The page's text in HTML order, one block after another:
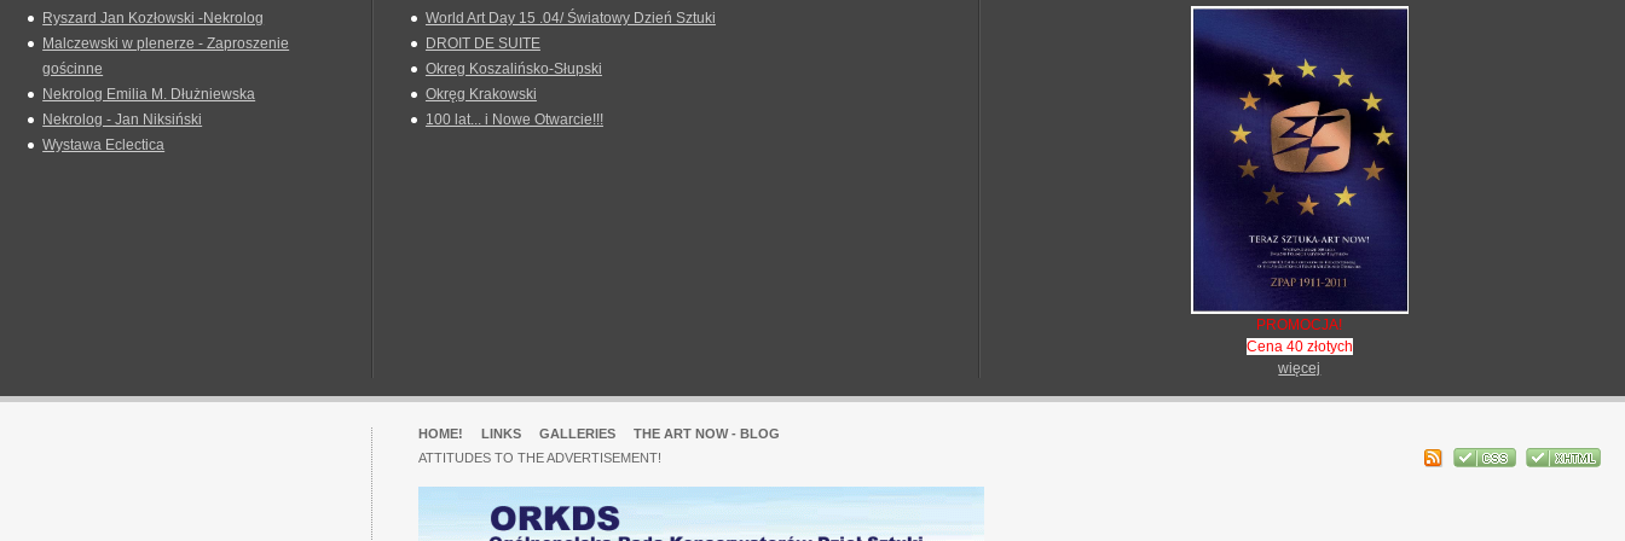
Ryszard Jan Kozłowski -Nekrolog
Malczewski w plenerze - Zaproszenie
gościnne
Nekrolog Emilia M. Dłużniewska
Nekrolog - Jan Niksiński
Wystawa Eclectica
World Art Day 15 .04/ Światowy Dzień Sztuki
DROIT DE SUITE
Okreg Koszalińsko-Słupski
Okręg Krakowski
100 lat... i Nowe Otwarcie!!!
PROMOCJA!
Cena 40 złotych
więcej
HOME! LINKS GALLERIES
THE ART NOW - BLOG
ATTITUDES TO THE ADVERTISEMENT!